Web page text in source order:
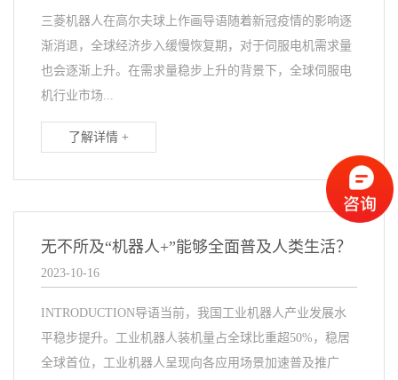
三菱机器人在高尔夫球上作画导语随着新冠疫情的影响逐
渐消退，全球经济步入缓慢恢复期，对于伺服电机需求量
也会逐渐上升。在需求量稳步上升的背景下，全球伺服电
机行业市场...
了解详情 +
无不所及“机器人+”能够全面普及人类生活？
2023-10-16
INTRODUCTION导语当前，我国工业机器人产业发展水
平稳步提升。工业机器人装机量占全球比重超50%，稳居
全球首位，工业机器人呈现向各应用场景加速普及推广